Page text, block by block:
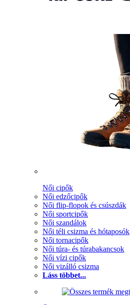
Női cipők
Női edzőcipők
Női flip-flopok és csúszdák
Női sportcipők
Női szandálok
Női téli csizma és hótaposók
Női tornacipők
Női túra- és túrabakancsok
Női vízi cipők
Női vizálló csizma
Láss többet...